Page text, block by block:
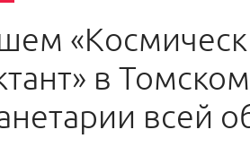
в Томском
всей